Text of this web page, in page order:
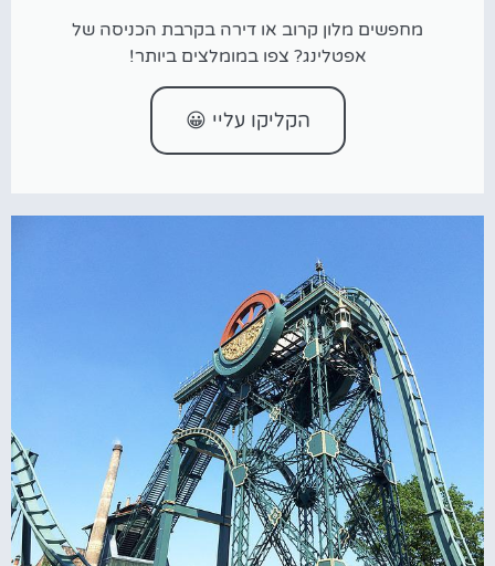
מחפשים מלון קרוב או דירה בקרבת הכניסה של
אפטלינג? צפו במומלצים ביותר!
הקליקו עליי 😀